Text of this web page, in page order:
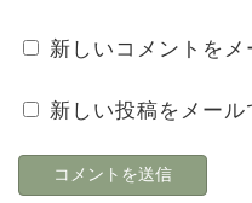
新しいコメントをメ
新しい投稿をメール